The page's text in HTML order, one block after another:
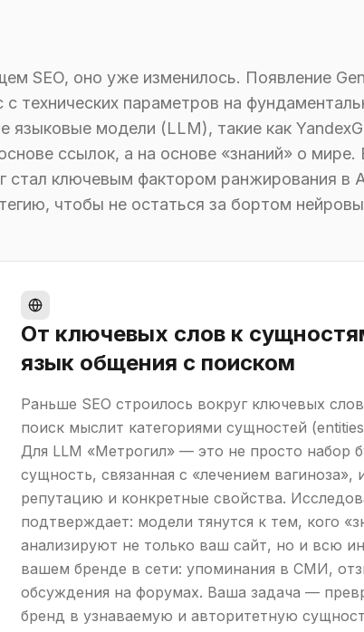
SEO, оно уже изменилось. Появление
технических параметров на
языковые модели (LLM), такие как
ссылок, а на основе «знаний» о мире.
стал ключевым фактором ранжирования в
чтобы не остаться за бортом
От ключевых слов к
язык общения с поиском
Раньше SEO строилось вокруг ключевых
поиск мыслит категориями сущностей
Для LLM «Метрогил» — это не просто набор
сущность, связанная с «лечением
репутацию и конкретные свойства.
подтверждает: модели тянутся к тем, кого
анализируют не только ваш сайт, но и всю
вашем бренде в сети: упоминания в СМИ,
обсуждения на форумах. Ваша задача —
бренд в узнаваемую и авторитетную